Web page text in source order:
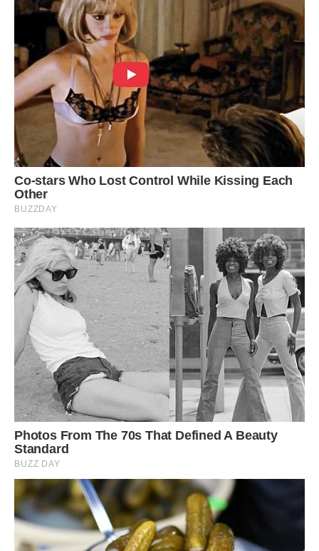
– Ти ще питаєш! Догодив – не те слово! А як же … А де …
Він же неймовірно дорогий!
– Люба, ти навіть не помітила, що я вже цілий місяць не
палю…
Як, по суті, мало потрібно жінці для щастя!
Передрук без посилання на ibilingua.com – заборонений!
Фото ілюстративне – psm7
Сподобалась стаття? Поділіться з друзями на Facebook